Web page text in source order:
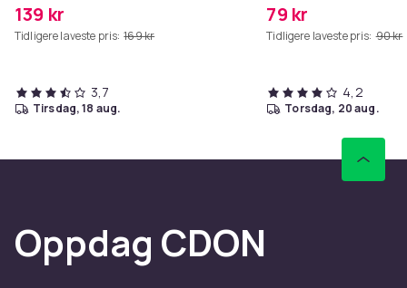
Kompatibilitet: LG Smart TV med WebOS, inkl. OLED,
Materiale: ABS, plast og silikone
139 kr
Tidligere laveste pris: 169 kr
3,7
tirsdag, 18 aug.
79 kr
Tidligere laveste pris: 90 kr
4,2
torsdag, 20 aug.
Oppdag CDON